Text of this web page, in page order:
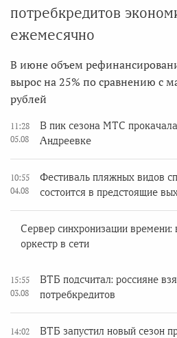
потребкредитов
ежемесячно
В июне объем
вырос на 25% по сравнению с
рублей
11:28
05.08
В пик сезона МТС
Андреевке
10:55
04.08
Фестиваль пляжных видов
состоится в предстоящие
Сервер синхронизации времени:
оркестр в сети
15:55
03.08
ВТБ подсчитал: россияне
потребкредитов
14:02
ВТБ запустил новый сезон